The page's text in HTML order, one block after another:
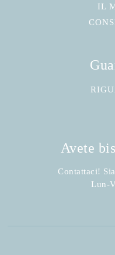
IL
Avete
Contattaci!
Lun-